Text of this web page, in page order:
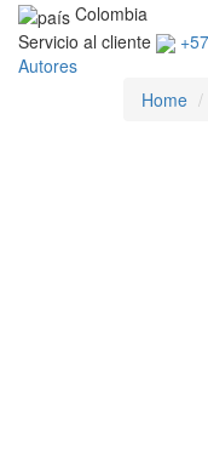
Colombia
Servicio al cliente
Autores
Home